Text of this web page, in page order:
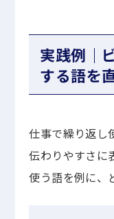
実践例｜
する語を
仕事で繰り返し
伝わりやすさに
使う語を例に、